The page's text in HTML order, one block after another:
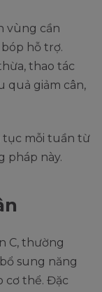
vùng cần
hỗ trợ.
thao tác
quả giảm cân,
tục mỗi tuần từ
pháp này.
C, thường
sung năng
cơ thể. Đặc